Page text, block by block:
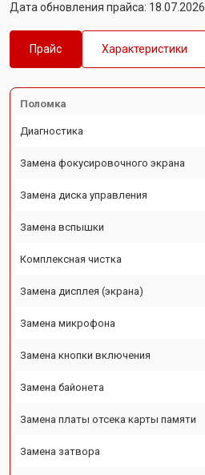
Дата обновления прайса: 18.07.2026
Прайс Характеристики
Поломка
Диагностика
Замена фокусировочного экрана
Замена диска управления
Замена вспышки
Комплексная чистка
Замена дисплея (экрана)
Замена микрофона
Замена кнопки включения
Замена байонета
Замена платы отсека карты памяти
Замена затвора